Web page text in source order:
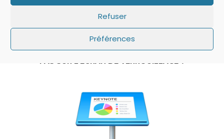
Refuser
Préférences
PAS SUR L’ÉCRAN DE VERROUILLAGE ?